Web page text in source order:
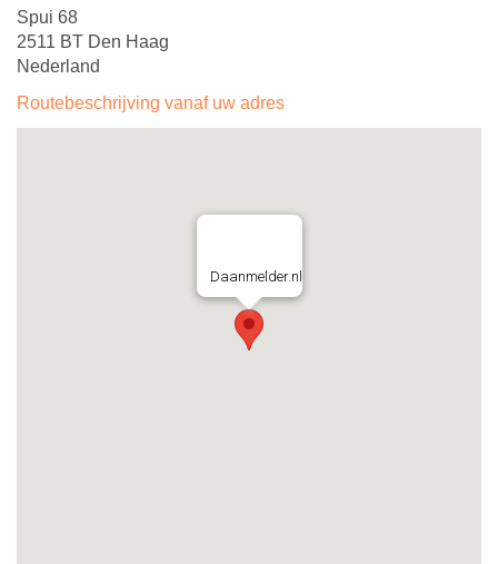
Spui 68
2511 BT Den Haag
Nederland
Routebeschrijving vanaf uw adres
Daanmelder.nl